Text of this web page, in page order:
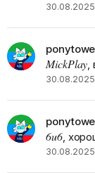
30.08.2025
MickPlay,
30.08.2025
6u6,
30.08.2025